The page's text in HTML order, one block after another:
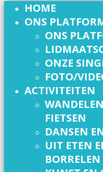
HOME
ONS
ONS
ONZE
FOTO/
ACTIVITEITEN
FIETSEN
DANSEN
UIT ETEN
BORRELEN